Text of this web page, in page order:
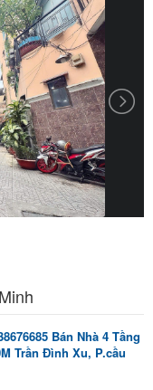
Bán Nhà 4 Tầng
Trần Đình Xu, P.cầu